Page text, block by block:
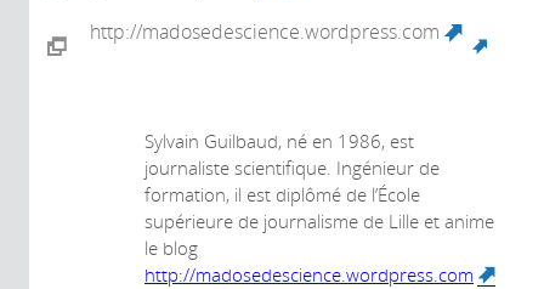
http://madosedescience.wordpress.com
Sylvain Guilbaud, né en 1986, est
journaliste scientifique. Ingénieur de
formation, il est diplômé de l’École
supérieure de journalisme de Lille et anime
le blog
http://madosedescience.wordpress.com